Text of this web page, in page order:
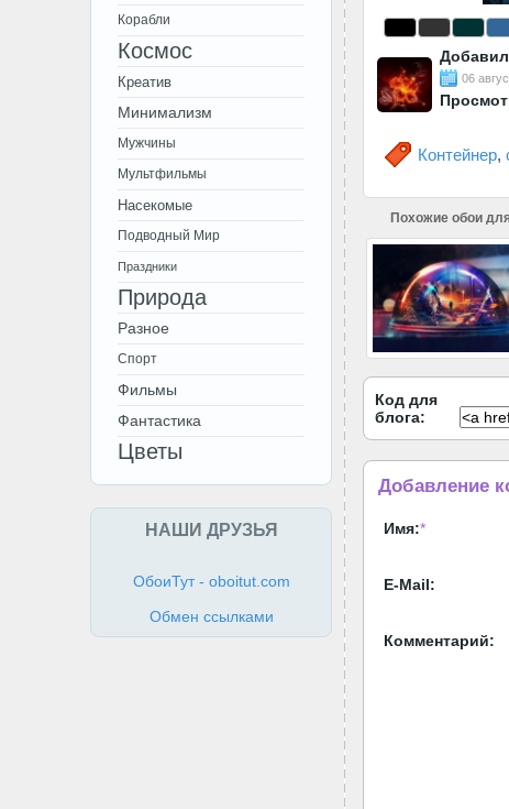
Контейнер,
06
Похожие обои
Код для
блога:
Добавление
Имя:*
E-Mail:
Комментарий:
Корабли
Космос
Креатив
Минимализм
Мужчины
Мультфильмы
Насекомые
Подводный Мир
Праздники
Природа
Разное
Спорт
Фильмы
Фантастика
Цветы
НАШИ ДРУЗЬЯ
ОбоиТут - oboitut.com
Обмен ссылками